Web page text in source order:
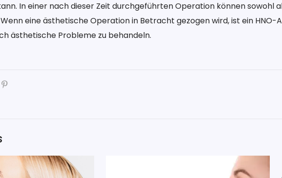
In einer nach dieser Zeit durchgeführten Operation können sowohl
eine ästhetische Operation in Betracht gezogen wird, ist ein
ästhetische Probleme zu behandeln.